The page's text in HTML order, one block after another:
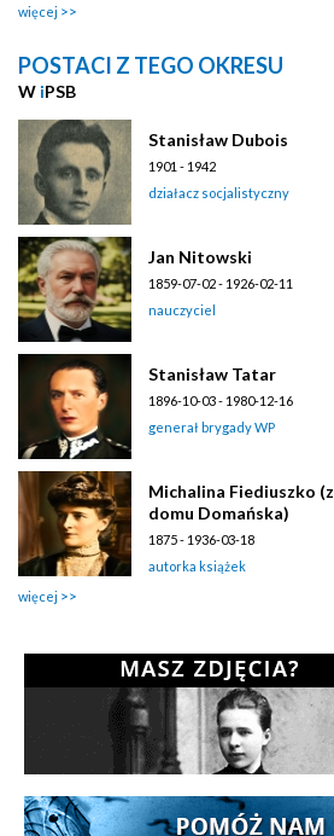
więcej
POSTACI Z TEGO OKRESU
W iPSB
Stanisław Dubois
1901 - 1942
działacz socjalistyczny
Jan Nitowski
1859-07-02 - 1926-02-11
nauczyciel
Stanisław Tatar
1896-10-03 - 1980-12-16
generał brygady WP
Michalina Fiediuszko (z
domu Domańska)
1875 - 1936-03-18
autorka książek
więcej